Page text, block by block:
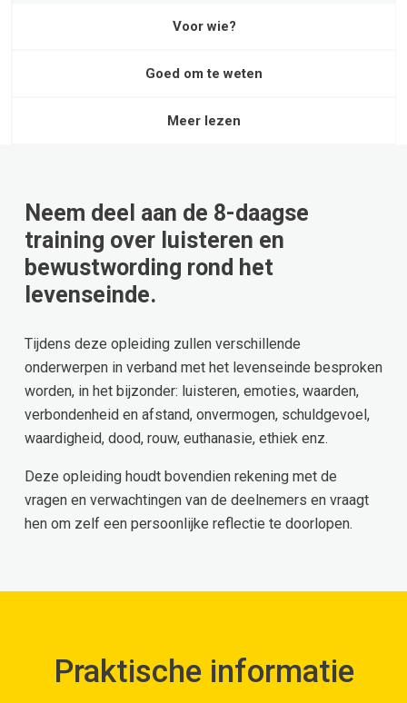
Voor wie?
Goed om te weten
Meer lezen
Neem deel aan de 8-daagse
training over luisteren en
bewustwording rond het
levenseinde.
Tijdens deze opleiding zullen verschillende
onderwerpen in verband met het levenseinde besproken
worden, in het bijzonder: luisteren, emoties, waarden,
verbondenheid en afstand, onvermogen, schuldgevoel,
waardigheid, dood, rouw, euthanasie, ethiek enz.
Deze opleiding houdt bovendien rekening met de
vragen en verwachtingen van de deelnemers en vraagt
hen om zelf een persoonlijke reflectie te doorlopen.
Praktische informatie